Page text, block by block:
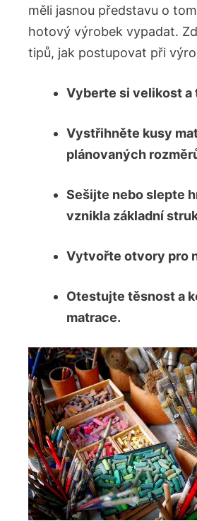
měli jasnou představu o
hotový výrobek vypadat.
tipů, jak postupovat při
Vyberte si velikost a
Vystřihněte kusy
plánovaných
Sešijte nebo slepte
vznikla základní
Vytvořte otvory pro
Otestujte těsnost a
matrace.